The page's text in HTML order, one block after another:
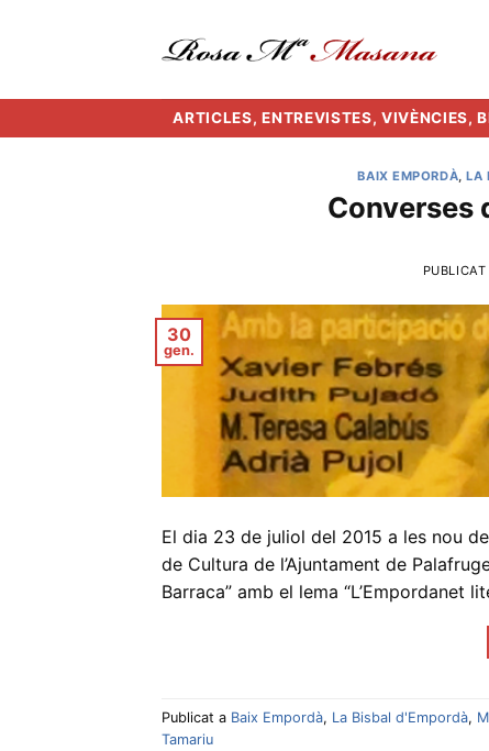
ARTICLES, ENTREVISTES, VIVÈNCIES,
BAIX EMPORDÀ,LA
Converses
PUBLICAT
30
gen.
El dia 23 de juliol del 2015 a les nou
de Cultura de l’Ajuntament de
Barraca” amb el lema
Publicat a Baix Empordà, La Bisbal d'Empordà,
Tamariu